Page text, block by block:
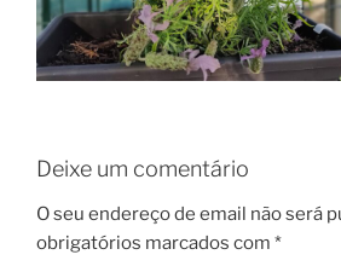
Deixe um comentário
O seu endereço de email não será
obrigatórios marcados com *